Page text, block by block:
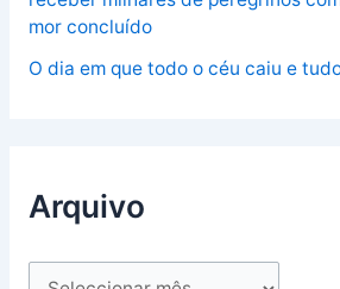
mor concluído
O dia em que todo o céu caiu e
Arquivo